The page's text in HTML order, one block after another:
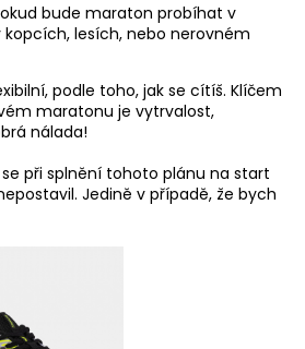
bude maraton probíhat v
lesích, nebo nerovném
podle toho, jak se cítíš. Klíčem
maratonu je vytrvalost,
nálada!
při splnění tohoto plánu na start
Jedině v případě, že bych